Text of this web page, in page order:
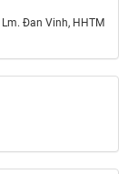
Lm. Đan Vinh, HHTM